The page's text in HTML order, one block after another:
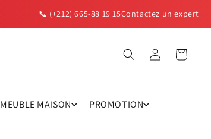
📞 (+212) 665-88 19 15Contactez un expert
Connexion Panier
MEUBLE MAISON PROMOTION